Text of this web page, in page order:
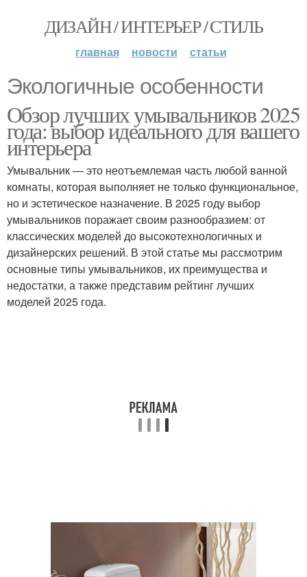
ДИЗАЙН / ИНТЕРЬЕР / СТИЛЬ
главная новости статьи
Экологичные особенности
Обзор лучших умывальников 2025
года: выбор идеального для вашего
интерьера
Умывальник — это неотъемлемая часть любой ванной
комнаты, которая выполняет не только функциональное,
но и эстетическое назначение. В 2025 году выбор
умывальников поражает своим разнообразием: от
классических моделей до высокотехнологичных и
дизайнерских решений. В этой статье мы рассмотрим
основные типы умывальников, их преимущества и
недостатки, а также представим рейтинг лучших
моделей 2025 года.